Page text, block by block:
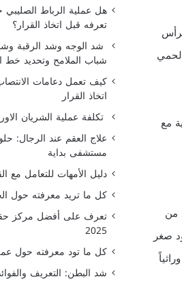
مع
من
صغر
هل عملية الرباط
تعرفه قبل اتخاذ القرار؟
شد الوجه وشد الرقبة
شباب الملامح وتحديد خط
كيف تعمل دعامات
اتخاذ القرار
تكلفة عملية الشريان
علاج العقم عند الرجال:
مستشفى بداية
دليل الأمهات للتعامل مع
كل ما تريد معرفته حول
تعرف على أفضل مركز
2025
كل ما تود معرفته حول
شد البطن: التعريف